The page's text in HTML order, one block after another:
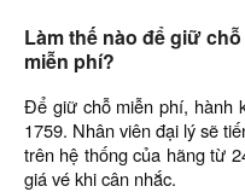
Làm thế nào để giữ
miễn phí?
Để giữ chỗ miễn phí, hành
1759. Nhân viên đại lý sẽ
trên hệ thống của hãng từ
giá vé khi cân nhắc.